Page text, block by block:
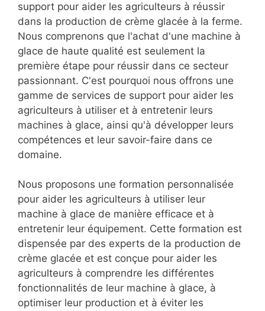
support pour aider les agriculteurs à réussir
dans la production de crème glacée à la ferme.
Nous comprenons que l'achat d'une machine à
glace de haute qualité est seulement la
première étape pour réussir dans ce secteur
passionnant. C'est pourquoi nous offrons une
gamme de services de support pour aider les
agriculteurs à utiliser et à entretenir leurs
machines à glace, ainsi qu'à développer leurs
compétences et leur savoir-faire dans ce
domaine.
Nous proposons une formation personnalisée
pour aider les agriculteurs à utiliser leur
machine à glace de manière efficace et à
entretenir leur équipement. Cette formation est
dispensée par des experts de la production de
crème glacée et est conçue pour aider les
agriculteurs à comprendre les différentes
fonctionnalités de leur machine à glace, à
optimiser leur production et à éviter les